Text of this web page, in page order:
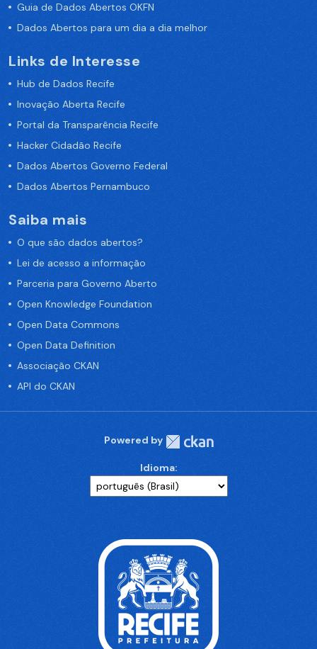
Guia de Dados Abertos OKFN
Dados Abertos para um dia a dia melhor
Links de Interesse
Hub de Dados Recife
Inovação Aberta Recife
Portal da Transparência Recife
Hacker Cidadão Recife
Dados Abertos Governo Federal
Dados Abertos Pernambuco
Saiba mais
O que são dados abertos?
Lei de acesso a informação
Parceria para Governo Aberto
Open Knowledge Foundation
Open Data Commons
Open Data Definition
Associação CKAN
API do CKAN
Powered by
Idioma